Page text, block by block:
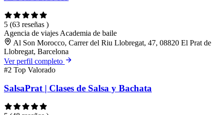
5 (63 reseñas )
Agencia de viajes Academia de baile
Al Son Morocco, Carrer del Riu Llobregat, 47, 08820 El Prat de
Llobregat, Barcelona
Ver perfil completo
#2 Top Valorado
SalsaPrat | Clases de Salsa y Bachata